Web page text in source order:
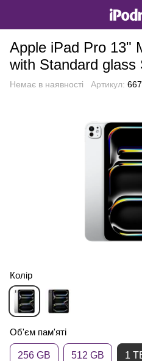
Apple iPad Pro 13"
with Standard glass
Немає в наявності Артикул:
Колір
Об'єм пам'яті
256 GB 512 GB 1